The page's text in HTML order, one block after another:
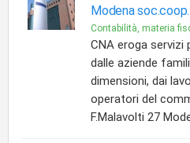
Modena soc.coop.
Contabilità, materia
CNA eroga servizi
dalle aziende
dimensioni, dai
operatori del
F.Malavolti 27